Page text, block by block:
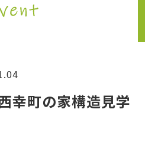
幸町の家構造見学